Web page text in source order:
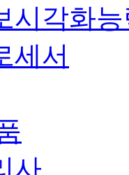
시각화
세서
사